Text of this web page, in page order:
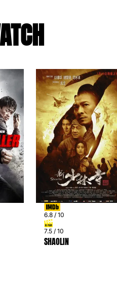
6.8 / 10
7.5 / 10
SHAOLIN